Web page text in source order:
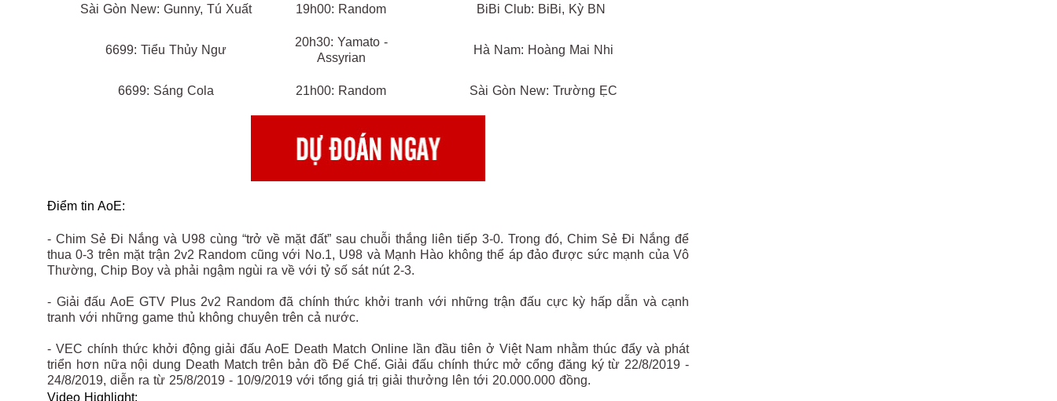
Sài Gòn New: Gunny, Tú Xuất 19h00: Random BiBi Club: BiBi, Kỳ BN
6699: Tiểu Thủy Ngư
20h30: Yamato -
Assyrian
Hà Nam: Hoàng Mai Nhi
6699: Sáng Cola 21h00: Random Sài Gòn New: Trường ẸC
Điểm tin AoE:
- Chim Sẻ Đi Nắng và U98 cùng “trở về mặt đất” sau chuỗi thắng liên tiếp 3-0. Trong đó, Chim Sẻ Đi Nắng để
thua 0-3 trên mặt trận 2v2 Random cũng với No.1, U98 và Mạnh Hào không thể áp đảo được sức mạnh của Vô
Thường, Chip Boy và phải ngậm ngùi ra về với tỷ số sát nút 2-3.
- Giải đấu AoE GTV Plus 2v2 Random đã chính thức khởi tranh với những trận đấu cực kỳ hấp dẫn và cạnh
tranh với những game thủ không chuyên trên cả nước.
- VEC chính thức khởi động giải đấu AoE Death Match Online lần đầu tiên ở Việt Nam nhằm thúc đẩy và phát
triển hơn nữa nội dung Death Match trên bản đồ Đế Chế. Giải đấu chính thức mở cổng đăng ký từ 22/8/2019 -
24/8/2019, diễn ra từ 25/8/2019 - 10/9/2019 với tổng giá trị giải thưởng lên tới 20.000.000 đồng.
Video Highlight: